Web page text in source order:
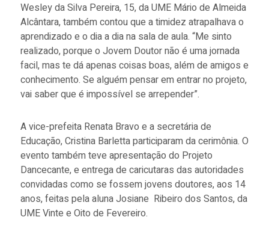
Wesley da Silva Pereira, 15, da UME Mário de Almeida
Alcântara, também contou que a timidez atrapalhava o
aprendizado e o dia a dia na sala de aula. “Me sinto
realizado, porque o Jovem Doutor não é uma jornada
facil, mas te dá apenas coisas boas, além de amigos e
conhecimento. Se alguém pensar em entrar no projeto,
vai saber que é impossível se arrepender”.
A vice-prefeita Renata Bravo e a secretária de
Educação, Cristina Barletta participaram da cerimônia. O
evento também teve apresentação do Projeto
Dancecante, e entrega de caricutaras das autoridades
convidadas como se fossem jovens doutores, aos 14
anos, feitas pela aluna Josiane Ribeiro dos Santos, da
UME Vinte e Oito de Fevereiro.